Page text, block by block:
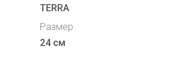
TERRA
Размер
24 см